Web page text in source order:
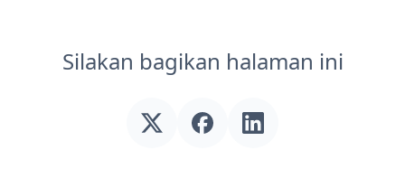
Silakan bagikan halaman ini